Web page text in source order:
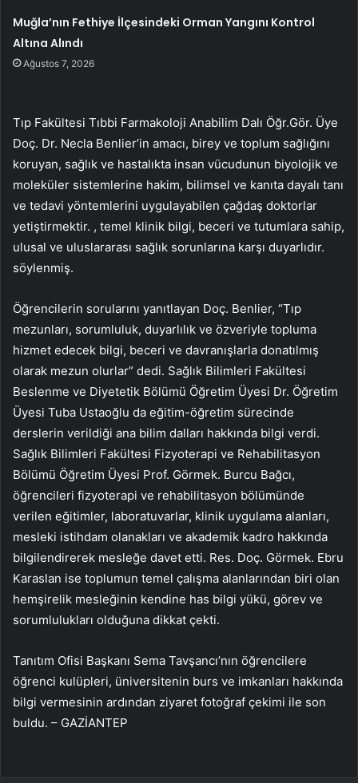
Muğla’nın Fethiye İlçesindeki Orman Yangını Kontrol
Altına Alındı
Ağustos 7, 2026
Tıp Fakültesi Tıbbi Farmakoloji Anabilim Dalı Öğr.Gör. Üye
Doç. Dr. Necla Benlier’in amacı, birey ve toplum sağlığını
koruyan, sağlık ve hastalıkta insan vücudunun biyolojik ve
moleküler sistemlerine hakim, bilimsel ve kanıta dayalı tanı
ve tedavi yöntemlerini uygulayabilen çağdaş doktorlar
yetiştirmektir. , temel klinik bilgi, beceri ve tutumlara sahip,
ulusal ve uluslararası sağlık sorunlarına karşı duyarlıdır.
söylenmiş.
Öğrencilerin sorularını yanıtlayan Doç. Benlier, “Tıp
mezunları, sorumluluk, duyarlılık ve özveriyle topluma
hizmet edecek bilgi, beceri ve davranışlarla donatılmış
olarak mezun olurlar” dedi. Sağlık Bilimleri Fakültesi
Beslenme ve Diyetetik Bölümü Öğretim Üyesi Dr. Öğretim
Üyesi Tuba Ustaoğlu da eğitim-öğretim sürecinde
derslerin verildiği ana bilim dalları hakkında bilgi verdi.
Sağlık Bilimleri Fakültesi Fizyoterapi ve Rehabilitasyon
Bölümü Öğretim Üyesi Prof. Görmek. Burcu Bağcı,
öğrencileri fizyoterapi ve rehabilitasyon bölümünde
verilen eğitimler, laboratuvarlar, klinik uygulama alanları,
mesleki istihdam olanakları ve akademik kadro hakkında
bilgilendirerek mesleğe davet etti. Res. Doç. Görmek. Ebru
Karaslan ise toplumun temel çalışma alanlarından biri olan
hemşirelik mesleğinin kendine has bilgi yükü, görev ve
sorumlulukları olduğuna dikkat çekti.
Tanıtım Ofisi Başkanı Sema Tavşancı’nın öğrencilere
öğrenci kulüpleri, üniversitenin burs ve imkanları hakkında
bilgi vermesinin ardından ziyaret fotoğraf çekimi ile son
buldu. – GAZİANTEP